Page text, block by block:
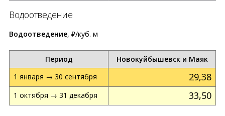
Водоотведение
Водоотведение, ₽/куб. м
Период
Новокуйбышевск и Маяк
1 января → 30 сентября
29,38
1 октября → 31 декабря 33,50